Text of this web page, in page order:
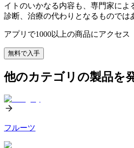
イトのいかなる内容も、専門家によ
診断、治療の代わりとなるものでは
アプリで1000以上の商品にアクセス
無料で入手
他のカテゴリの製品を
フルーツ